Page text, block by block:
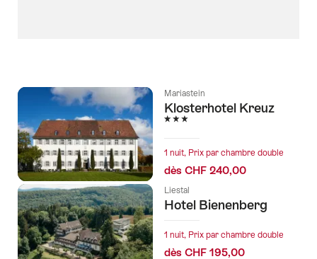
Mariastein
Klosterhotel Kreuz
3 étoiles
1 nuit, Prix par chambre double
dès CHF 240,00
Liestal
Hotel Bienenberg
1 nuit, Prix par chambre double
dès CHF 195,00